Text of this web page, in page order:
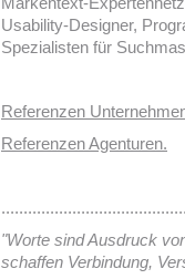
Usability-Designer,
Spezialisten für
Referenzen
Referenzen Agenturen.
"Worte sind Ausdruck
schaffen Verbindung,